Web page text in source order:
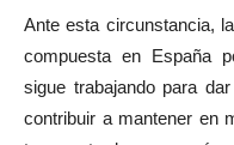
Ante esta circunstancia,
compuesta en España
sigue trabajando para
contribuir a mantener en